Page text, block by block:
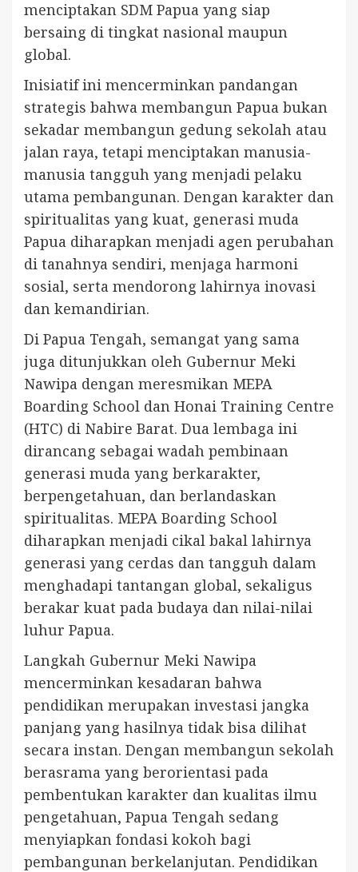
menciptakan SDM Papua yang siap
bersaing di tingkat nasional maupun
global.
Inisiatif ini mencerminkan pandangan
strategis bahwa membangun Papua bukan
sekadar membangun gedung sekolah atau
jalan raya, tetapi menciptakan manusia-
manusia tangguh yang menjadi pelaku
utama pembangunan. Dengan karakter dan
spiritualitas yang kuat, generasi muda
Papua diharapkan menjadi agen perubahan
di tanahnya sendiri, menjaga harmoni
sosial, serta mendorong lahirnya inovasi
dan kemandirian.
Di Papua Tengah, semangat yang sama
juga ditunjukkan oleh Gubernur Meki
Nawipa dengan meresmikan MEPA
Boarding School dan Honai Training Centre
(HTC) di Nabire Barat. Dua lembaga ini
dirancang sebagai wadah pembinaan
generasi muda yang berkarakter,
berpengetahuan, dan berlandaskan
spiritualitas. MEPA Boarding School
diharapkan menjadi cikal bakal lahirnya
generasi yang cerdas dan tangguh dalam
menghadapi tantangan global, sekaligus
berakar kuat pada budaya dan nilai-nilai
luhur Papua.
Langkah Gubernur Meki Nawipa
mencerminkan kesadaran bahwa
pendidikan merupakan investasi jangka
panjang yang hasilnya tidak bisa dilihat
secara instan. Dengan membangun sekolah
berasrama yang berorientasi pada
pembentukan karakter dan kualitas ilmu
pengetahuan, Papua Tengah sedang
menyiapkan fondasi kokoh bagi
pembangunan berkelanjutan. Pendidikan